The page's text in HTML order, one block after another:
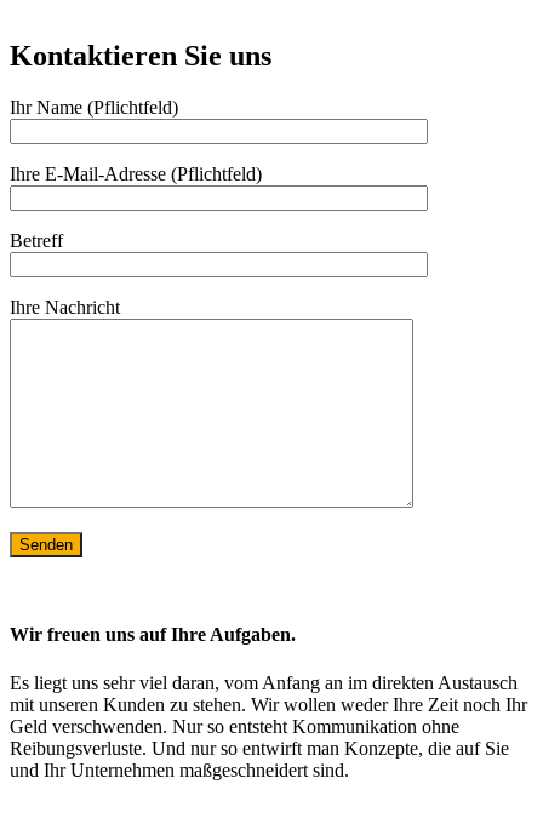
Kontaktieren Sie uns
Ihr Name (Pflichtfeld)
Ihre E-Mail-Adresse (Pflichtfeld)
Betreff
Ihre Nachricht
Wir freuen uns auf Ihre Aufgaben.
Es liegt uns sehr viel daran, vom Anfang an im direkten Austausch
mit unseren Kunden zu stehen. Wir wollen weder Ihre Zeit noch Ihr
Geld verschwenden. Nur so entsteht Kommunikation ohne
Reibungsverluste. Und nur so entwirft man Konzepte, die auf Sie
und Ihr Unternehmen maßgeschneidert sind.